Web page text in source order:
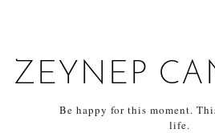
ZEYNEP
Be happy for this moment.
life.